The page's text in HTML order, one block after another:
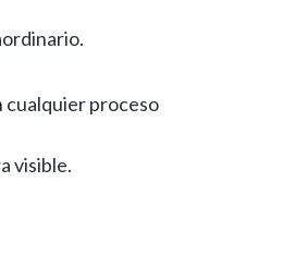
cualquier proceso
visible.